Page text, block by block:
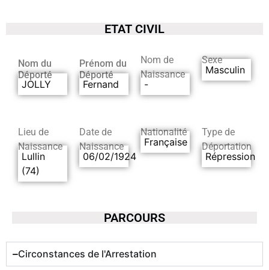
ETAT CIVIL
Nom du
Déporté
JOLLY
Prénom du
Déporté
Fernand
Nom de
Naissance
-
Sexe
Masculin
Lieu de
Naissance
Lullin
(74)
Date de
Naissance
06/02/1924
Nationalité
Française
Type de
Déportation
Répression
PARCOURS
Circonstances de l'Arrestation